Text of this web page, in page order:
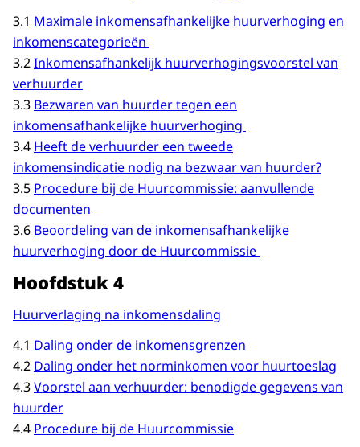
3.1 Maximale inkomensafhankelijke huurverhoging en
inkomenscategorieën
3.2Inkomensafhankelijk huurverhogingsvoorstel van
verhuurder
3.3 Bezwaren van huurder tegen een
inkomensafhankelijke huurverhoging
3.4 Heeft de verhuurder een tweede
inkomensindicatie nodig na bezwaar van huurder?
3.5 Procedure bij de Huurcommissie: aanvullende
documenten
3.6 Beoordeling van de inkomensafhankelijke
huurverhoging door de Huurcommissie
Hoofdstuk 4
Huurverlaging na inkomensdaling
4.1 Daling onder de inkomensgrenzen
4.2 Daling onder het norminkomen voor huurtoeslag
4.3Voorstel aan verhuurder: benodigde gegevens van
huurder
4.4 Procedure bij de Huurcommissie